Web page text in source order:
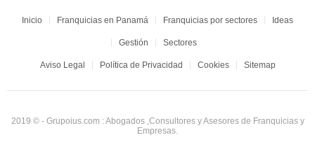
Inicio Franquicias en Panamá Franquicias por sectores Ideas
Gestión Sectores
Aviso Legal Política de Privacidad Cookies Sitemap
2019 © - Grupoius.com : Abogados ,Consultores y Asesores de Franquicias y
Empresas.